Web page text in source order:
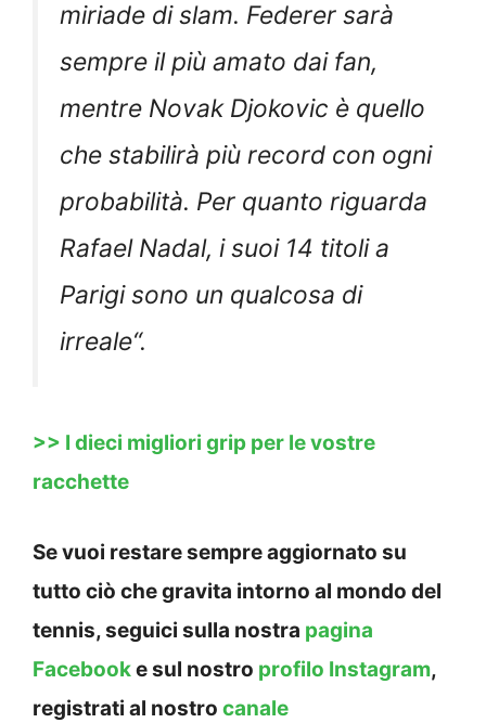
miriade di slam. Federer sarà
sempre il più amato dai fan,
mentre Novak Djokovic è quello
che stabilirà più record con ogni
probabilità. Per quanto riguarda
Rafael Nadal, i suoi 14 titoli a
Parigi sono un qualcosa di
irreale“.
>> I dieci migliori grip per le vostre
racchette
Se vuoi restare sempre aggiornato su
tutto ciò che gravita intorno al mondo del
tennis, seguici sulla nostra pagina
Facebooke sul nostro profilo Instagram,
registrati al nostro canale